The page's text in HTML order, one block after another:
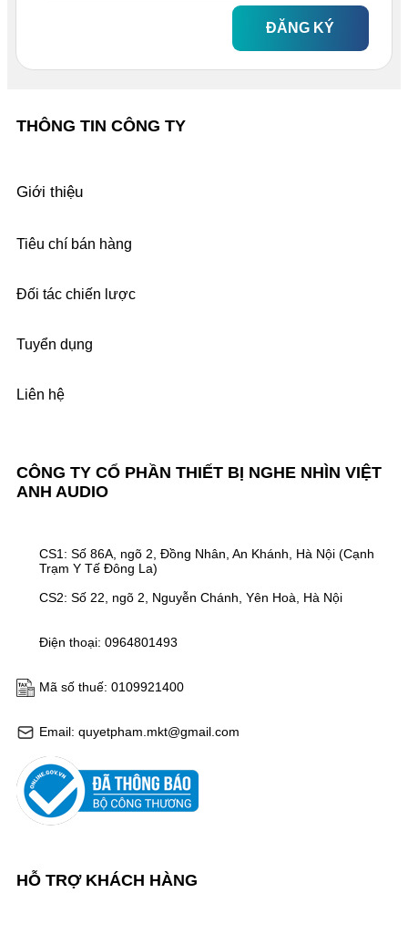
ĐĂNG KÝ
CÔNG TY CỔ PHẦN THIẾT BỊ NGHE NHÌN VIỆT
ANH AUDIO
Email: quyetpham.mkt@gmail.com
Mã số thuế: 0109921400
Điện thoại: 0964801493
CS1: Số 86A, ngõ 2, Đồng Nhân, An Khánh, Hà Nội (Cạnh
Trạm Y Tế Đông La)
CS2: Số 22, ngõ 2, Nguyễn Chánh, Yên Hoà, Hà Nội
THÔNG TIN CÔNG TY
Giới thiệu
Tiêu chí bán hàng
Đối tác chiến lược
Tuyển dụng
Liên hệ
HỖ TRỢ KHÁCH HÀNG